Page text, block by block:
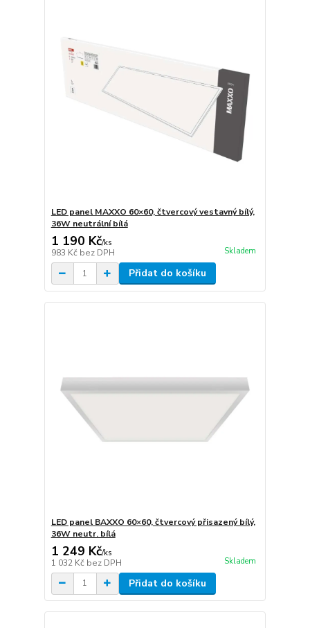
LED panel MAXXO 60×60, čtvercový vestavný bílý,
36W neutrální bílá
1 190 Kč/ks
983 Kč bez DPH Skladem
Přidat do košíku
LED panel BAXXO 60×60, čtvercový přisazený bílý,
36W neutr. bílá
1 249 Kč/ks
1 032 Kč bez DPH Skladem
Přidat do košíku